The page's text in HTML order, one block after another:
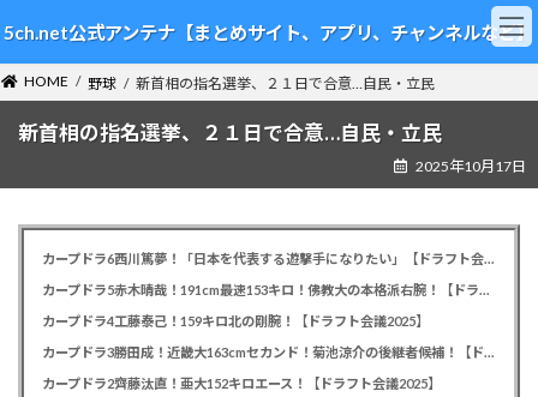
ン
テ
ン
ツ
ビ
ゲ
ー
シ
5ch.net公式アンテナ【まとめサイト、アプリ、チャンネルなど】
HOME 野球 新首相の指名選挙、２１日で合意…自民・立民
新首相の指名選挙、２１日で合意…自民・立民
2025年10月17日
カープドラ6西川篤夢！「日本を代表する遊撃手になりたい」【ドラフト会議2025】
カープドラ5赤木晴哉！191cm最速153キロ！佛教大の本格派右腕！【ドラフト会議2025】
カープドラ4工藤泰己！159キロ北の剛腕！【ドラフト会議2025】
カープドラ3勝田成！近畿大163cmセカンド！菊池涼介の後継者候補！【ドラフト会議2025】
カープドラ2齊藤汰直！亜大152キロエース！【ドラフト会議2025】